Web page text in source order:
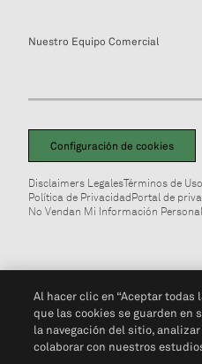
Nuestro Equipo Comercial
Configuración de cookies
Disclaimers LegalesTérminos de Uso
Política de PrivacidadPortal de
No Vendan Mi Información Personal
Al hacer clic en “Aceptar todas
que las cookies se guarden en
la navegación del sitio,
colaborar con nuestros